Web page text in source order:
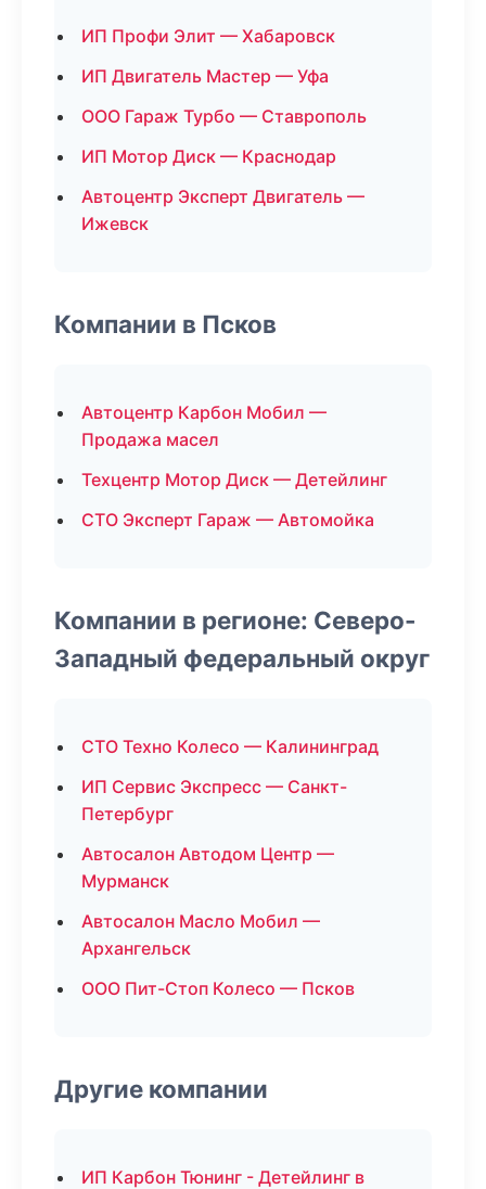
ИП Профи Элит — Хабаровск
ИП Двигатель Мастер — Уфа
ООО Гараж Турбо — Ставрополь
ИП Мотор Диск — Краснодар
Автоцентр Эксперт Двигатель —
Ижевск
Компании в Псков
Автоцентр Карбон Мобил —
Продажа масел
Техцентр Мотор Диск — Детейлинг
СТО Эксперт Гараж — Автомойка
Компании в регионе: Северо-
Западный федеральный округ
СТО Техно Колесо — Калининград
ИП Сервис Экспресс — Санкт-
Петербург
Автосалон Автодом Центр —
Мурманск
Автосалон Масло Мобил —
Архангельск
ООО Пит-Стоп Колесо — Псков
Другие компании
ИП Карбон Тюнинг - Детейлинг в